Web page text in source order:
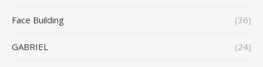
Face Building (36)
GABRIEL (24)